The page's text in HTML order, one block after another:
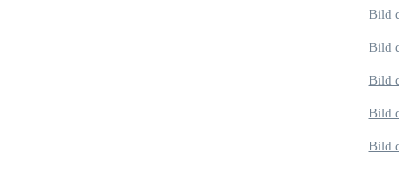
Bild
Bild
Bild
Bild
Bild